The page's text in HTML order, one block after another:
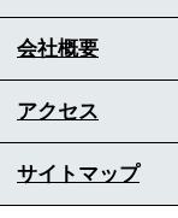
会社概要
アクセス
サイトマップ